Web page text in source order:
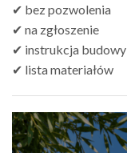
✔ bez pozwolenia
✔ na zgłoszenie
✔ instrukcja budowy
✔ lista materiałów